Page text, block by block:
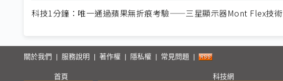
科技1分鐘：唯一通過蘋果無折痕考驗——三星顯示器Mont Flex技術
關於我們 服務說明 著作權 隱私權 常見問題
首頁 科技網